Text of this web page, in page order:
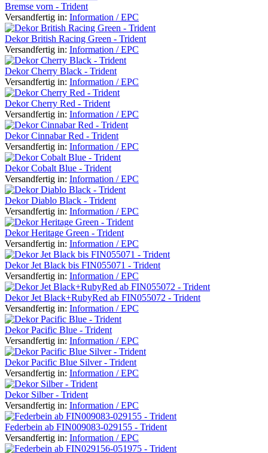
Bremse vorn - Trident
Versandfertig in: Information / EPC
Dekor British Racing Green - Trident
Versandfertig in: Information / EPC
Dekor Cherry Black - Trident
Versandfertig in: Information / EPC
Dekor Cherry Red - Trident
Versandfertig in: Information / EPC
Dekor Cinnabar Red - Trident
Versandfertig in: Information / EPC
Dekor Cobalt Blue - Trident
Versandfertig in: Information / EPC
Dekor Diablo Black - Trident
Versandfertig in: Information / EPC
Dekor Heritage Green - Trident
Versandfertig in: Information / EPC
Dekor Jet Black bis FIN055071 - Trident
Versandfertig in: Information / EPC
Dekor Jet Black+RubyRed ab FIN055072 - Trident
Versandfertig in: Information / EPC
Dekor Pacific Blue - Trident
Versandfertig in: Information / EPC
Dekor Pacific Blue Silver - Trident
Versandfertig in: Information / EPC
Dekor Silber - Trident
Versandfertig in: Information / EPC
Federbein ab FIN009083-029155 - Trident
Versandfertig in: Information / EPC